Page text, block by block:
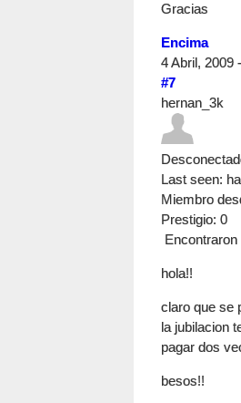
Gracias
Encima
4 Abril, 2009
#7
hernan_3k
Last seen:
Miembro
Prestigio: 0
Encontraron
hola!!
claro que se
la jubilacion
pagar dos
besos!!